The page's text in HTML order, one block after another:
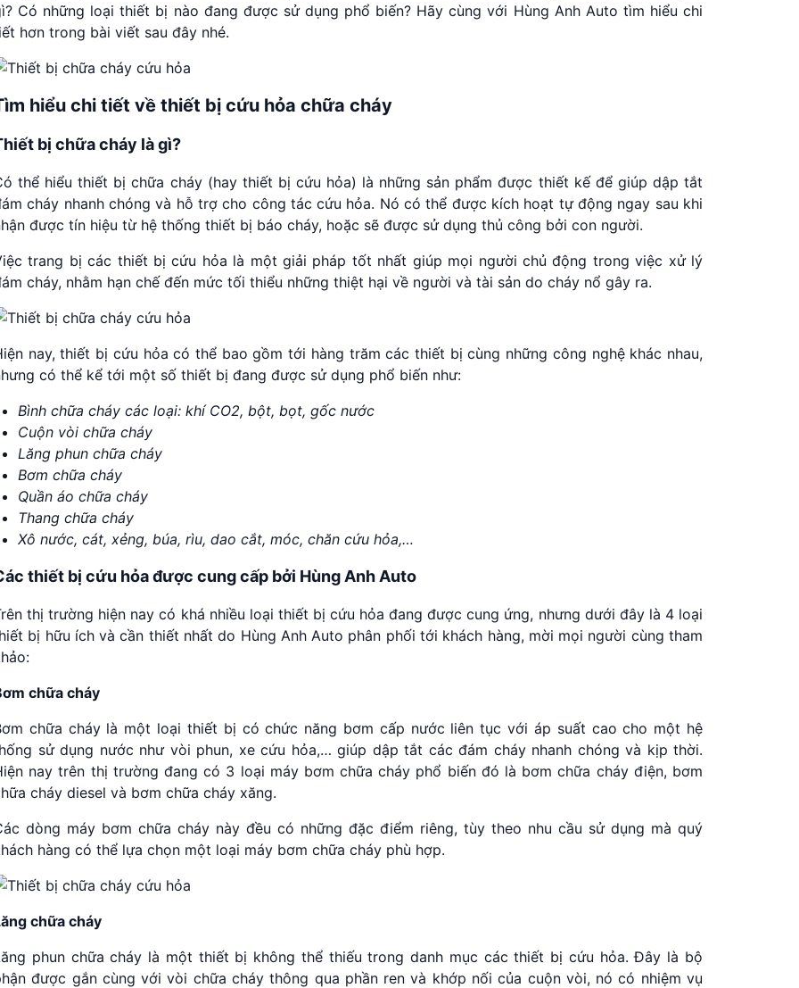
Có những loại thiết bị nào đang được sử dụng phổ biến? Hãy cùng với Hùng Anh Auto tìm hiểu chi
hơn trong bài viết sau đây nhé.
hiểu chi tiết về thiết bị cứu hỏa chữa cháy
bị chữa cháy là gì?
thể hiểu thiết bị chữa cháy (hay thiết bị cứu hỏa) là những sản phẩm được thiết kế để giúp dập tắt
cháy nhanh chóng và hỗ trợ cho công tác cứu hỏa. Nó có thể được kích hoạt tự động ngay sau khi
được tín hiệu từ hệ thống thiết bị báo cháy, hoặc sẽ được sử dụng thủ công bởi con người.
trang bị các thiết bị cứu hỏa là một giải pháp tốt nhất giúp mọi người chủ động trong việc xử lý
cháy, nhằm hạn chế đến mức tối thiểu những thiệt hại về người và tài sản do cháy nổ gây ra.
nay, thiết bị cứu hỏa có thể bao gồm tới hàng trăm các thiết bị cùng những công nghệ khác nhau,
có thể kể tới một số thiết bị đang được sử dụng phổ biến như:
Bình chữa cháy các loại: khí CO2, bột, bọt, gốc nước
Cuộn vòi chữa cháy
Lăng phun chữa cháy
Bơm chữa cháy
Quần áo chữa cháy
Thang chữa cháy
Xô nước, cát, xẻng, búa, rìu, dao cắt, móc, chăn cứu hỏa,…
thiết bị cứu hỏa được cung cấp bởi Hùng Anh Auto
thị trường hiện nay có khá nhiều loại thiết bị cứu hỏa đang được cung ứng, nhưng dưới đây là 4 loại
bị hữu ích và cần thiết nhất do Hùng Anh Auto phân phối tới khách hàng, mời mọi người cùng tham
chữa cháy
chữa cháy là một loại thiết bị có chức năng bơm cấp nước liên tục với áp suất cao cho một hệ
sử dụng nước như vòi phun, xe cứu hỏa,… giúp dập tắt các đám cháy nhanh chóng và kịp thời.
nay trên thị trường đang có 3 loại máy bơm chữa cháy phổ biến đó là bơm chữa cháy điện, bơm
cháy diesel và bơm chữa cháy xăng.
dòng máy bơm chữa cháy này đều có những đặc điểm riêng, tùy theo nhu cầu sử dụng mà quý
hàng có thể lựa chọn một loại máy bơm chữa cháy phù hợp.
chữa cháy
phun chữa cháy là một thiết bị không thể thiếu trong danh mục các thiết bị cứu hỏa. Đây là bộ
được gắn cùng với vòi chữa cháy thông qua phần ren và khớp nối của cuộn vòi, nó có nhiệm vụ